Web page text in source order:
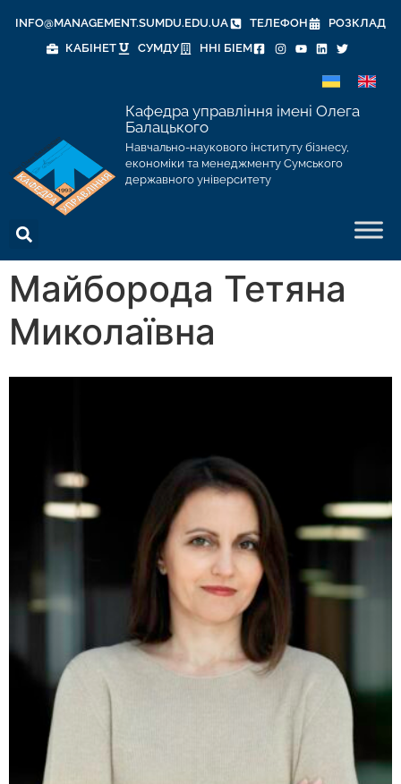
INFO@MANAGEMENT.SUMDU.EDU.UA ТЕЛЕФОН
РОЗКЛАД
КАБІНЕТ
СУМДУ ННІ БІЕМ
Кафедра управління імені Олега
Балацького
Навчально-наукового інституту бізнесу,
економіки та менеджменту Сумського
державного університету
Майборода Тетяна
Миколаївна